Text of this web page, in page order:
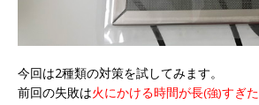
今回は2種類の対策を試してみます。
前回の失敗は火にかける時間が長(強)すぎた